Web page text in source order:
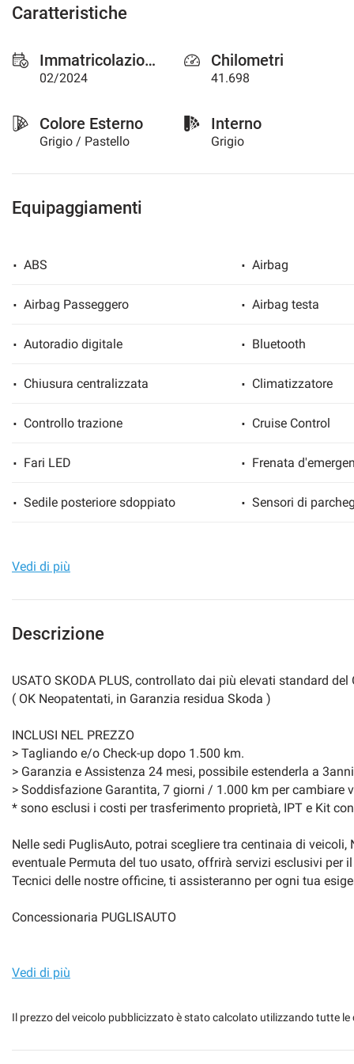
Caratteristiche
Immatricolazione
02/2024
Chilometri
41.698
Colore Esterno
Grigio / Pastello
Interno
Grigio
Equipaggiamenti
ABS Airbag
Airbag Passeggero Airbag testa
Autoradio digitale Bluetooth
Chiusura centralizzata Climatizzatore
Controllo trazione Cruise Control
Fari LED Frenata
Sedile posteriore sdoppiato Sensori di
Vedi di più
Descrizione
USATO SKODA PLUS, controllato dai più elevati standard
( OK Neopatentati, in Garanzia residua Skoda )
INCLUSI NEL PREZZO
> Tagliando e/o Check-up dopo 1.500 km.
> Garanzia e Assistenza 24 mesi, possibile estenderla a
> Soddisfazione Garantita, 7 giorni / 1.000 km per cambiare
* sono esclusi i costi per trasferimento proprietà, IPT e Kit
Nelle sedi PuglisAuto, potrai scegliere tra centinaia di
eventuale Permuta del tuo usato, offrirà servizi esclusivi per
Tecnici delle nostre officine, ti assisteranno per ogni tua
Concessionaria PUGLISAUTO
Vendita, Service, Ricambi, Skoda, Kia, Volkswagen Service,
Vendita, Service, Ricambi, Skoda, Kia, Opel, Centro Usato
Vedi di più
Il prezzo del veicolo pubblicizzato è stato calcolato utilizzando tutte
questi
tracciamento
cookie
policy.
rivedere
modificare
le
in
momento.
Cookie di marketing